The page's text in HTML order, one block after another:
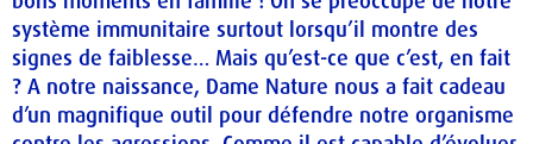
système immunitaire surtout lorsqu’il montre des
signes de faiblesse… Mais qu’est-ce que c’est, en fait
? A notre naissance, Dame Nature nous a fait cadeau
d’un magnifique outil pour défendre notre organisme